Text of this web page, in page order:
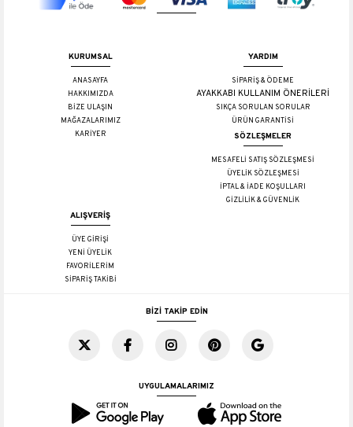
KURUMSAL
ANASAYFA
HAKKIMIZDA
BİZE ULAŞIN
MAĞAZALARIMIZ
KARİYER
YARDIM
SİPARİŞ & ÖDEME
AYAKKABI KULLANIM ÖNERİLERİ
SIKÇA SORULAN SORULAR
ÜRÜN GARANTİSİ
SÖZLEŞMELER
MESAFELİ SATIŞ SÖZLEŞMESİ
ÜYELİK SÖZLEŞMESİ
İPTAL & İADE KOŞULLARI
GİZLİLİK & GÜVENLİK
ALIŞVERİŞ
ÜYE GİRİŞİ
YENİ ÜYELİK
FAVORİLERİM
SİPARİŞ TAKİBİ
BİZİ TAKİP EDİN
UYGULAMALARIMIZ